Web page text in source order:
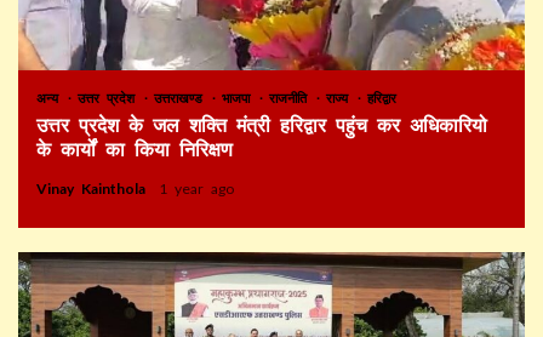
अन्य उत्तर प्रदेश उत्तराखण्ड भाजपा राजनीति राज्य हरिद्वार
उत्तर प्रदेश के जल शक्ति मंत्री हरिद्वार पहुंच कर अधिकारियो
के कार्यों का किया निरिक्षण
Vinay Kainthola 1 year ago